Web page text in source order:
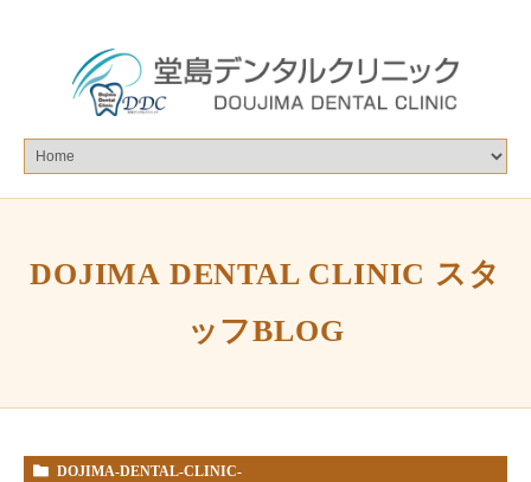
DOJIMA DENTAL CLINIC スタ
ッフBLOG
DOJIMA-DENTAL-CLINIC-